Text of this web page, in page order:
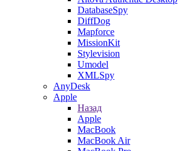
DatabaseSpy
DiffDog
Mapforce
MissionKit
Stylevision
Umodel
XMLSpy
AnyDesk
Apple
Назад
Apple
MacBook
MacBook Air